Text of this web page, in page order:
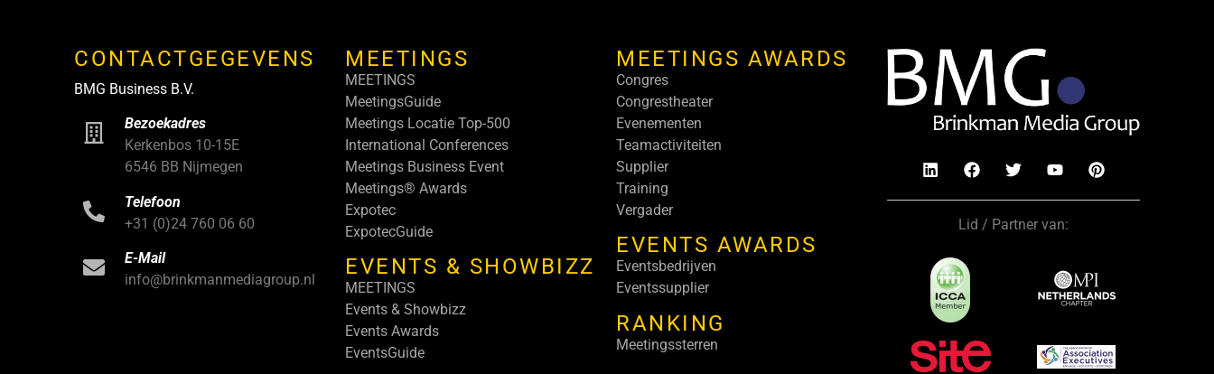
CONTACTGEGEVENS
BMG Business B.V.
Bezoekadres
Kerkenbos 10-15E
6546 BB Nijmegen
Telefoon
+31 (0)24 760 06 60
E-Mail
info@brinkmanmediagroup.nl
MEETINGS
MEETINGS
MeetingsGuide
Meetings Locatie Top-500
International Conferences
Meetings Business Event
Meetings® Awards
Expotec
ExpotecGuide
EVENTS & SHOWBIZZ
MEETINGS
Events & Showbizz
Events Awards
EventsGuide
MEETINGS AWARDS
Congres
Congrestheater
Evenementen
Teamactiviteiten
Supplier
Training
Vergader
EVENTS AWARDS
Eventsbedrijven
Eventssupplier
RANKING
Meetingssterren
Lid / Partner van: